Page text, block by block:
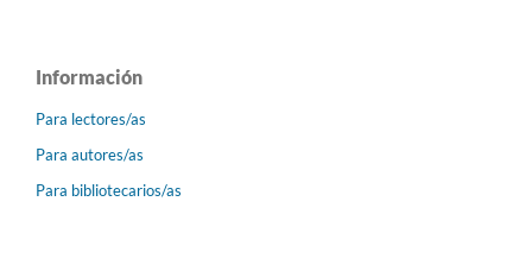
Información
Para lectores/as
Para autores/as
Para bibliotecarios/as